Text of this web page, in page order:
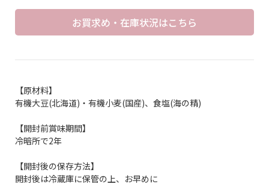
お買求め・在庫状況はこちら
【原材料】
有機大豆(北海道)・有機小麦(国産)、食塩(海の精)
【開封前賞味期間】
冷暗所で2年
【開封後の保存方法】
開封後は冷蔵庫に保管の上、お早めに